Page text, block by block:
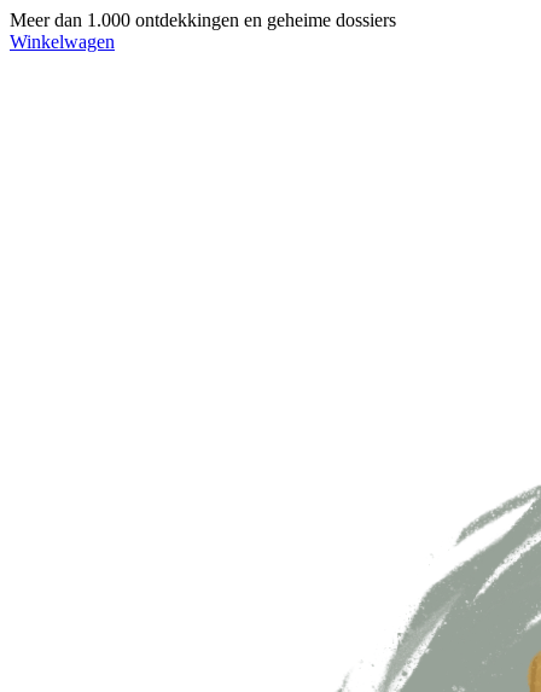
Meer dan 1.000 ontdekkingen en geheime dossiers
Winkelwagen